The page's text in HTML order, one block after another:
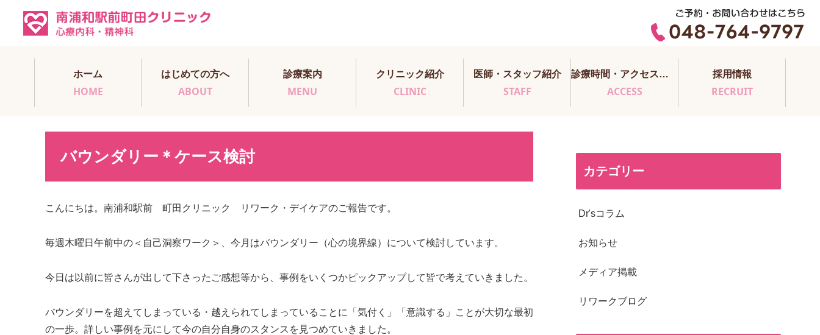
ホーム
HOME
はじめての方へ
ABOUT
診療案内
MENU
クリニック紹介
CLINIC
医師・スタッフ紹介
STAFF
診療時間・アクセス・医師担当表
ACCESS
採用情報
RECRUIT
バウンダリー＊ケース検討
こんにちは。南浦和駅前 町田クリニック リワーク・デイケアのご報告です。
毎週木曜日午前中の＜自己洞察ワーク＞、今月はバウンダリー（心の境界線）について検討しています。
今日は以前に皆さんが出して下さったご感想等から、事例をいくつかピックアップして皆で考えていきました。
バウンダリーを超えてしまっている・越えられてしまっていることに「気付く」「意識する」ことが大切な最初
の一歩。詳しい事例を元にして今の自分自身のスタンスを見つめていきました。
カテゴリー
Dr'sコラム
お知らせ
メディア掲載
リワークブログ